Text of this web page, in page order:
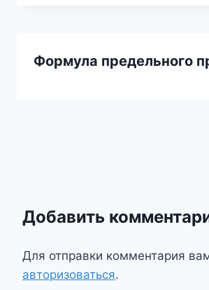
Формула предельного
Добавить
Для отправки комментария
авторизоваться.